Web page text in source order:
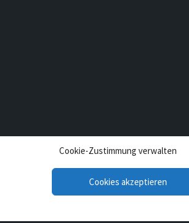
Cookie-Zustimmung verwalten
Cookies akzeptieren